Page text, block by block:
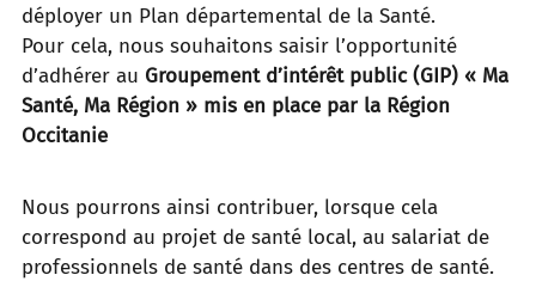
déployer un Plan départemental de la Santé.
Pour cela, nous souhaitons saisir l’opportunité
d’adhérer au Groupement d’intérêt public (GIP) « Ma
Santé, Ma Région » mis en place par la Région
Occitanie
Nous pourrons ainsi contribuer, lorsque cela
correspond au projet de santé local, au salariat de
professionnels de santé dans des centres de santé.